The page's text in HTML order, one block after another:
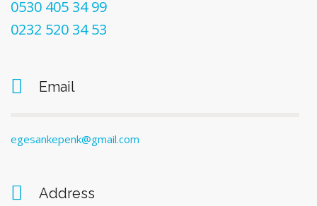
0530 405 34 99
0232 520 34 53
Email
egesankepenk@gmail.com
Address